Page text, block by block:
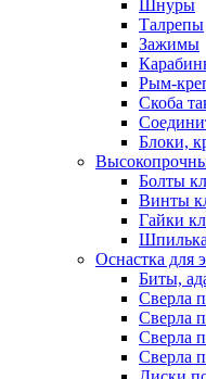
Шнуры
Талрепы
Зажимы
Рым-
Скоба
Блоки,
Болты
Винты
Гайки
Шпилька
Оснастка для
Биты,
Сверла
Сверла
Сверла
Сверла